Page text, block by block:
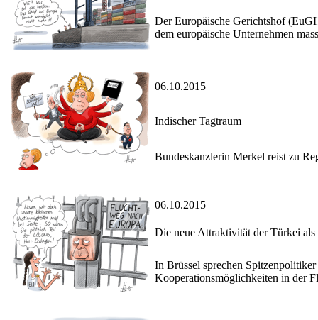
Der Europäische Gerichtshof
dem europäische Unternehmen
06.10.2015
Indischer Tagtraum
Bundeskanzlerin Merkel reist zu
06.10.2015
Die neue Attraktivität der Türkei als
In Brüssel sprechen
Kooperationsmöglichkeiten in der